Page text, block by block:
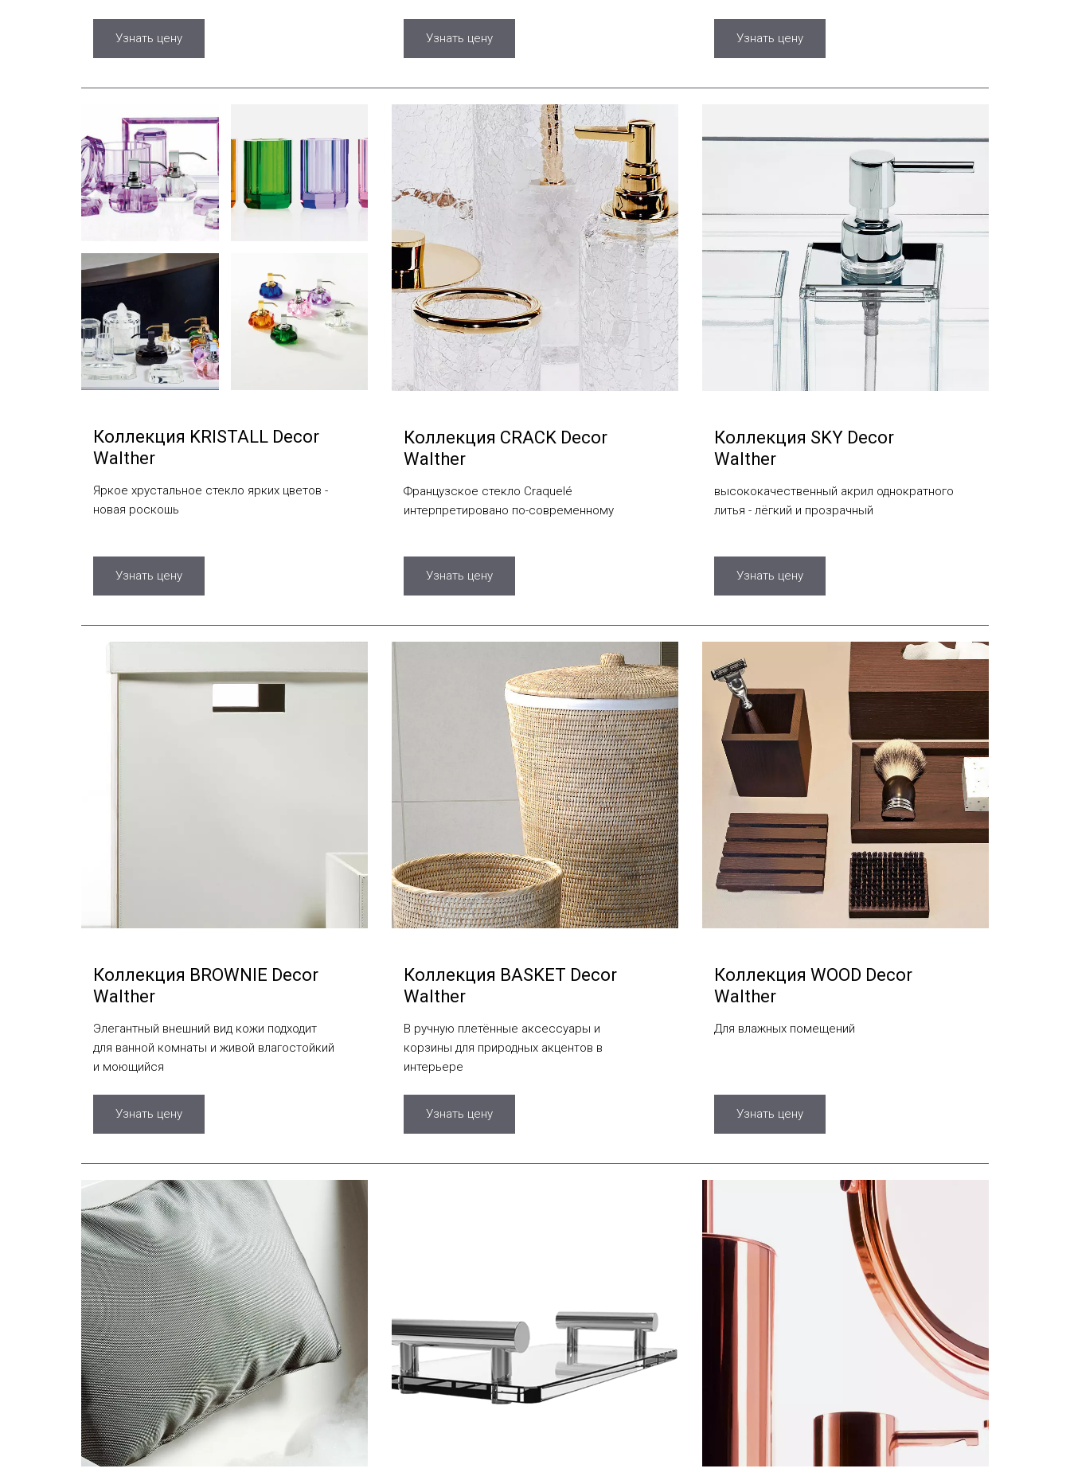
Узнать цену Узнать цену Узнать цену
Коллекция KRISTALL Decor
Walther
Яркое хрустальное стекло ярких цветов -
новая роскошь
Узнать цену
Коллекция CRACK Decor
Walther
Французское стекло Craquelé
интерпретировано по-современному
Узнать цену
Коллекция SKY Decor
Walther
высококачественный акрил однократного
литья - лёгкий и прозрачный
Узнать цену
Коллекция BROWNIE Decor
Walther
Элегантный внешний вид кожи подходит
для ванной комнаты и живой влагостойкий
и моющийся
Узнать цену
Коллекция BASKET Decor
Walther
В ручную плетённые аксессуары и
корзины для природных акцентов в
интерьере
Узнать цену
Коллекция WOOD Decor
Walther
Для влажных помещений
Узнать цену